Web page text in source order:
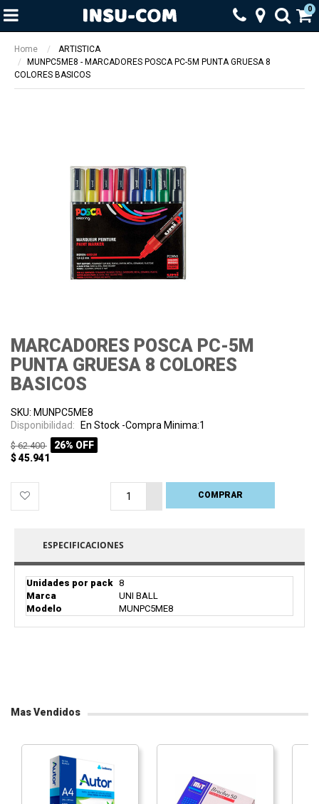
0
Home
ARTISTICA
MUNPC5ME8 - MARCADORES POSCA PC-5M PUNTA GRUESA 8
COLORES BASICOS
MARCADORES POSCA PC-5M
PUNTA GRUESA 8 COLORES
BASICOS
SKU: MUNPC5ME8
Disponibilidad: En Stock -Compra Minima:1
$ 62.400
26% OFF
$ 45.941
COMPRAR
PROCESANDO
ESPECIFICACIONES
Unidades por pack 8
Marca
UNI BALL
Modelo
MUNPC5ME8
Mas Vendidos